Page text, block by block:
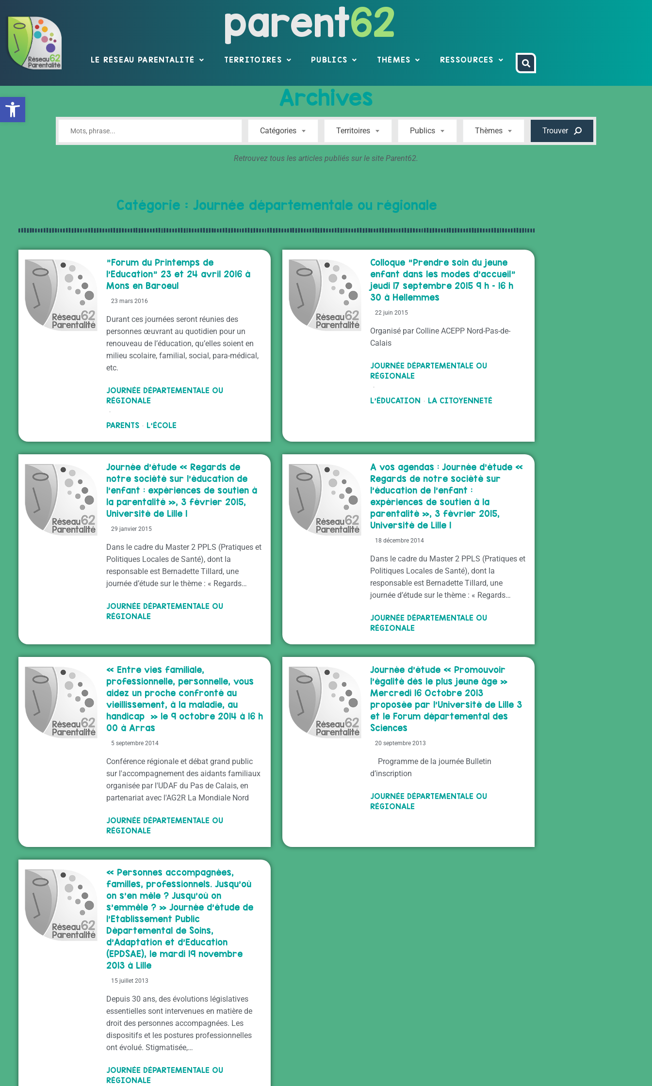
Ouvrir la barre d’outils
parent62
LE RÉSEAU PARENTALITÉ TERRITOIRES PUBLICS THÈMES RESSOURCES
Archives
Catégories Territoires Publics Thèmes Trouver
Retrouvez tous les articles publiés sur le site Parent62.
Catégorie : Journée départementale ou régionale
"Forum du Printemps de
l’Education" 23 et 24 avril 2016 à
Mons en Baroeul
23 mars 2016
Durant ces journées seront réunies des
personnes œuvrant au quotidien pour un
renouveau de l’éducation, qu’elles soient en
milieu scolaire, familial, social, para-médical,
etc.
JOURNÉE DÉPARTEMENTALE OU
RÉGIONALE
·
PARENTS · L'ÉCOLE
Colloque "Prendre soin du jeune
enfant dans les modes d’accueil"
jeudi 17 septembre 2015 9 h – 16 h
30 à Hellemmes
22 juin 2015
Organisé par Colline ACEPP Nord-Pas-de-
Calais
JOURNÉE DÉPARTEMENTALE OU
RÉGIONALE
·
L'ÉDUCATION · LA CITOYENNETÉ
Journée d’étude « Regards de
notre société sur l’éducation de
l’enfant : expériences de soutien à
la parentalité », 3 février 2015,
Université de Lille 1
29 janvier 2015
Dans le cadre du Master 2 PPLS (Pratiques et
Politiques Locales de Santé), dont la
responsable est Bernadette Tillard, une
journée d’étude sur le thème : « Regards…
JOURNÉE DÉPARTEMENTALE OU
RÉGIONALE
A vos agendas : Journée d’étude «
Regards de notre société sur
l’éducation de l’enfant :
expériences de soutien à la
parentalité », 3 février 2015,
Université de Lille 1
18 décembre 2014
Dans le cadre du Master 2 PPLS (Pratiques et
Politiques Locales de Santé), dont la
responsable est Bernadette Tillard, une
journée d’étude sur le thème : « Regards…
JOURNÉE DÉPARTEMENTALE OU
RÉGIONALE
« Entre vies familiale,
professionnelle, personnelle, vous
aidez un proche confronté au
vieillissement, à la maladie, au
handicap » le 9 octobre 2014 à 16 h
00 à Arras
5 septembre 2014
Conférence régionale et débat grand public
sur l'accompagnement des aidants familiaux
organisée par l'UDAF du Pas de Calais, en
partenariat avec l'AG2R La Mondiale Nord
JOURNÉE DÉPARTEMENTALE OU
RÉGIONALE
Journée d’étude « Promouvoir
l’égalité dès le plus jeune âge »
Mercredi 16 Octobre 2013
proposée par l’Université de Lille 3
et le Forum départemental des
Sciences
20 septembre 2013
Programme de la journée Bulletin
d’inscription
JOURNÉE DÉPARTEMENTALE OU
RÉGIONALE
« Personnes accompagnées,
familles, professionnels. Jusqu’où
on s’en mêle ? Jusqu’où on
s’emmêle ? » Journée d’étude de
l’Etablissement Public
Départemental de Soins,
d’Adaptation et d’Education
(EPDSAE), le mardi 19 novembre
2013 à Lille
15 juillet 2013
Depuis 30 ans, des évolutions législatives
essentielles sont intervenues en matière de
droit des personnes accompagnées. Les
dispositifs et les postures professionnelles
ont évolué. Stigmatisée,…
JOURNÉE DÉPARTEMENTALE OU
RÉGIONALE